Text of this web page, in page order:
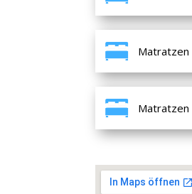
Matratzen
Matratzen